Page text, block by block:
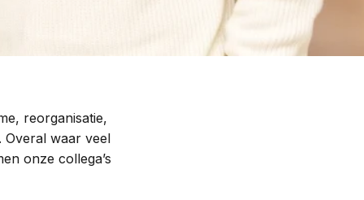
reorganisatie,
waar veel
onze collega’s